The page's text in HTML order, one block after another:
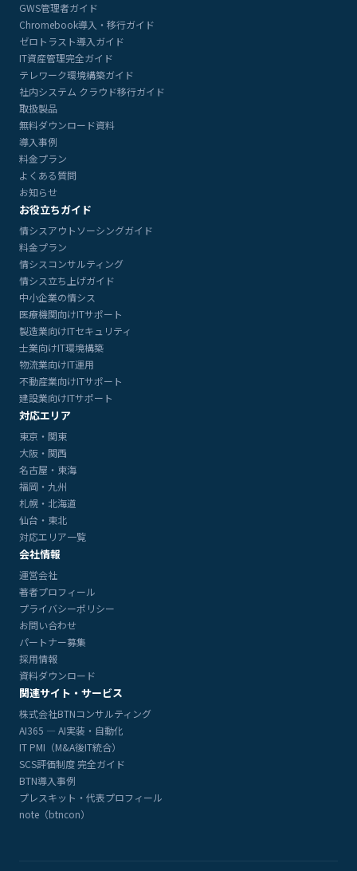
GWS管理者ガイド
Chromebook導入・移行ガイド
ゼロトラスト導入ガイド
IT資産管理完全ガイド
テレワーク環境構築ガイド
社内システム クラウド移行ガイド
取扱製品
無料ダウンロード資料
導入事例
料金プラン
よくある質問
お知らせ
お役立ちガイド
情シスアウトソーシングガイド
料金プラン
情シスコンサルティング
情シス立ち上げガイド
中小企業の情シス
医療機関向けITサポート
製造業向けITセキュリティ
士業向けIT環境構築
物流業向けIT運用
不動産業向けITサポート
建設業向けITサポート
対応エリア
東京・関東
大阪・関西
名古屋・東海
福岡・九州
札幌・北海道
仙台・東北
対応エリア一覧
会社情報
運営会社
著者プロフィール
プライバシーポリシー
お問い合わせ
パートナー募集
採用情報
資料ダウンロード
関連サイト・サービス
株式会社BTNコンサルティング
AI365 — AI実装・自動化
IT PMI（M&A後IT統合）
SCS評価制度 完全ガイド
BTN導入事例
プレスキット・代表プロフィール
note（btncon）